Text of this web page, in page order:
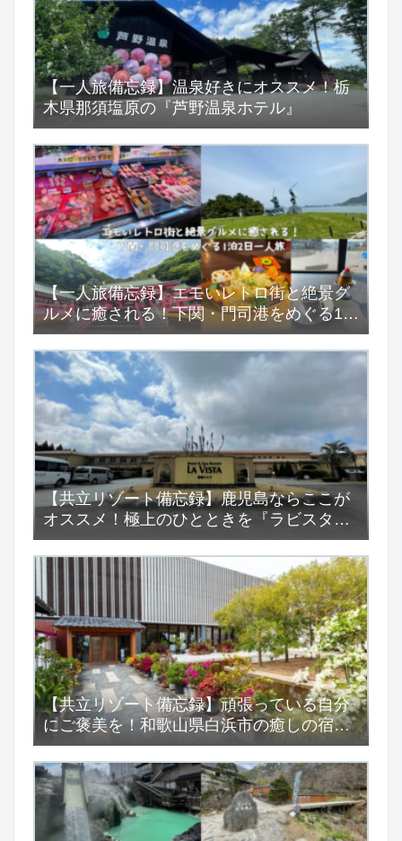
【一人旅備忘録】温泉好きにオススメ！栃
木県那須塩原の『芦野温泉ホテル』
【一人旅備忘録】エモいレトロ街と絶景グ
ルメに癒される！下関・門司港をめぐる1泊
2日一人旅
【共立リゾート備忘録】鹿児島ならここが
オススメ！極上のひとときを『ラビスタ霧
島ヒルズ』で…
【共立リゾート備忘録】頑張っている自分
にご褒美を！和歌山県白浜市の癒しの宿
『浜千鳥の湯 海舟』